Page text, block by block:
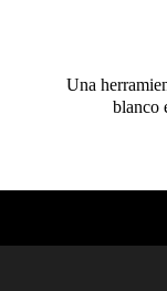
Una
blanco